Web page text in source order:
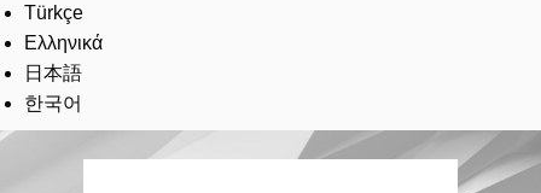
Türkçe
Ελληνικά
日本語
한국어